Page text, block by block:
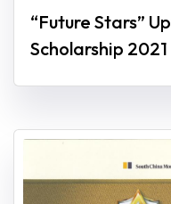
“Future Stars”
Scholarship 2021